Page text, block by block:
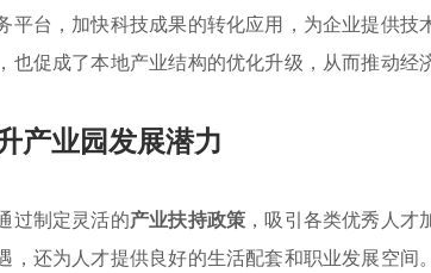
台，加快科技成果的转化应用，为企业提供技
促成了本地产业结构的优化升级，从而推动经
产业园发展潜力
过制定灵活的产业扶持政策 ，吸引各类优秀人才
还为人才提供良好的生活配套和职业发展空间。